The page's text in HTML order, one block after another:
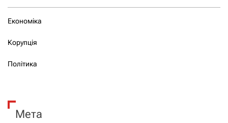
Економіка
Корупція
Політика
Мета